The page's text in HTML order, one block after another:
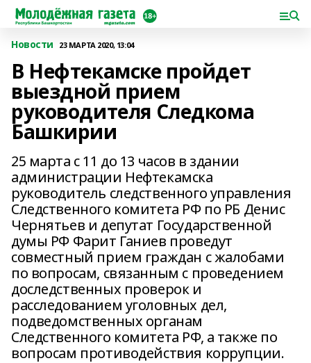
Новости 23 МАРТА 2020, 13:04
В Нефтекамске пройдет
выездной прием
руководителя Следкома
Башкирии
25 марта с 11 до 13 часов в здании
администрации Нефтекамска
руководитель следственного управления
Следственного комитета РФ по РБ Денис
Чернятьев и депутат Государственной
думы РФ Фарит Ганиев проведут
совместный прием граждан с жалобами
по вопросам, связанным с проведением
доследственных проверок и
расследованием уголовных дел,
подведомственных органам
Следственного комитета РФ, а также по
вопросам противодействия коррупции.